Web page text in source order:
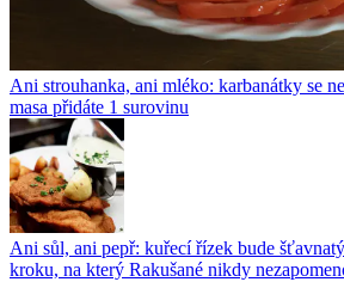
Ani strouhanka, ani mléko: karbanátky se
masa přidáte 1 surovinu
Ani sůl, ani pepř: kuřecí řízek bude
kroku, na který Rakušané nikdy